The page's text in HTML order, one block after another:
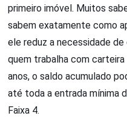
primeiro imóvel. Muitos
sabem exatamente como
ele reduz a necessidade
quem trabalha com
anos, o saldo acumulado
até toda a entrada mínima
Faixa 4.